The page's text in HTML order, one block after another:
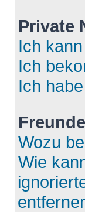
Private
Ich
Ich
Ich
Wozu
Wie